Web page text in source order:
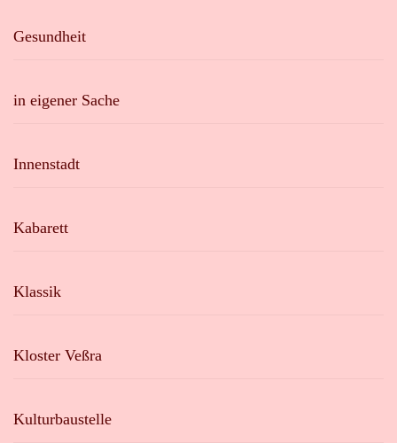
Gesundheit
in eigener Sache
Innenstadt
Kabarett
Klassik
Kloster Veßra
Kulturbaustelle